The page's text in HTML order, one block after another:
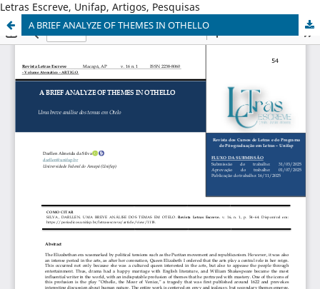
Letras Escreve, Unifap, Artigos, Pesquisas
A BRIEF ANALYZE OF THEMES IN OTHELLO